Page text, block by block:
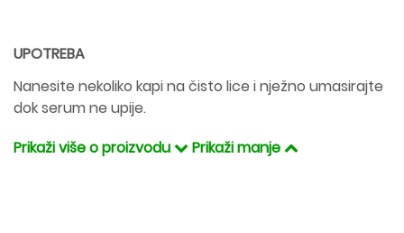
UPOTREBA
Nanesite nekoliko kapi na čisto lice i nježno umasirajte
dok serum ne upije.
Prikaži više o proizvodu
Prikaži manje